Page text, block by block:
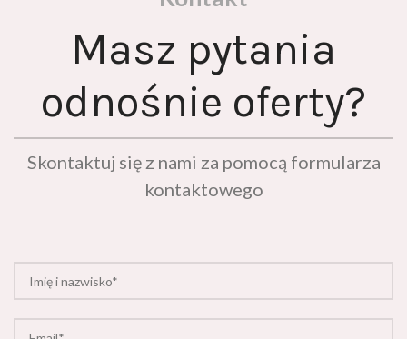
Masz pytania
odnośnie oferty?
Skontaktuj się z nami za pomocą formularza
kontaktowego